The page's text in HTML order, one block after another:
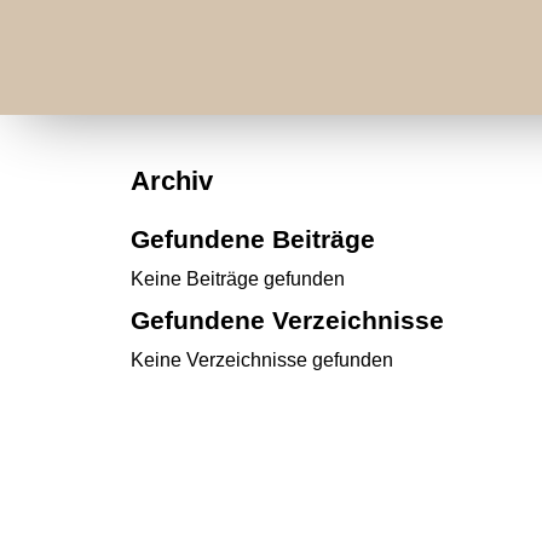
Archiv
Gefundene Beiträge
Keine Beiträge gefunden
Gefundene Verzeichnisse
Keine Verzeichnisse gefunden